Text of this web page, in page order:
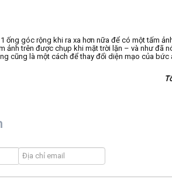
ống góc rộng khi ra xa hơn nữa để có một tấm
ảnh trên được chụp khi mặt trời lặn – và như đã
cũng là một cách để thay đổi diện mạo của bức